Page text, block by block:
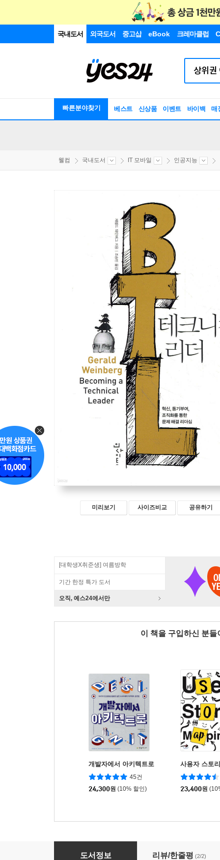
국내도서 외국도서 중고샵 eBook 크레마클럽
빠른분야찾기 베스트 신상품 이벤트 바이백 매
웰컴 국내도서 IT 모바일 인공지능
미리보기 사이즈비교 공유하기
[대학생X취준생] 여름방학
기간 한정 특가 도서
오직, 예스24에서만
이 책을 구입하신 분
개발자에서 아키텍트로
45건
24,300원 (10% 할인)
사용자 스토
23,400원
테크니컬 리더
도서정보 리뷰/한줄평 (2/2)